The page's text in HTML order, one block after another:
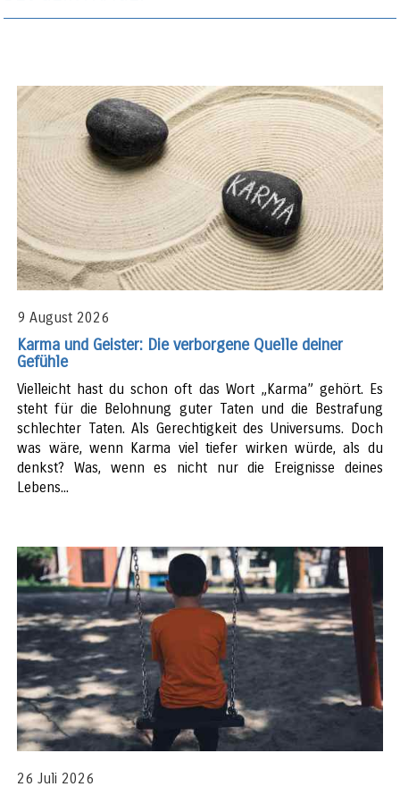
9 August 2026
Karma und Geister: Die verborgene Quelle deiner
Gefühle
Vielleicht hast du schon oft das Wort „Karma” gehört. Es
steht für die Belohnung guter Taten und die Bestrafung
schlechter Taten. Als Gerechtigkeit des Universums. Doch
was wäre, wenn Karma viel tiefer wirken würde, als du
denkst? Was, wenn es nicht nur die Ereignisse deines
Lebens...
26 Juli 2026